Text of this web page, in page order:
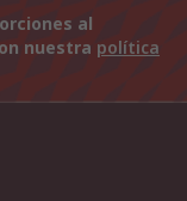
al
nuestra política